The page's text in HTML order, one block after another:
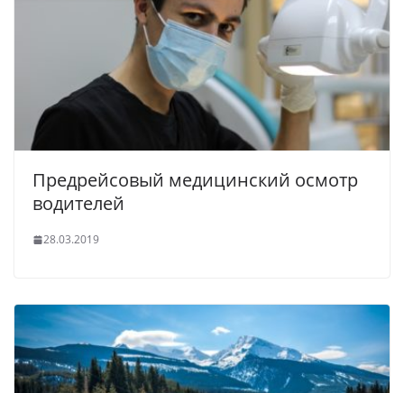
Предрейсовый медицинский осмотр
водителей
28.03.2019